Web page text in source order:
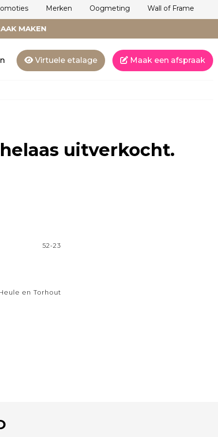
Merken Oogmeting Wall of Frame
MAKEN
Virtuele etalage Maak een afspraak
uitverkocht.
52-23
en Torhout